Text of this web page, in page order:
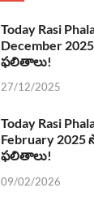
Today Rasi
December
ఫలితాలు!
27/12/2025
Today Rasi
February
ఫలితాలు!
09/02/2026